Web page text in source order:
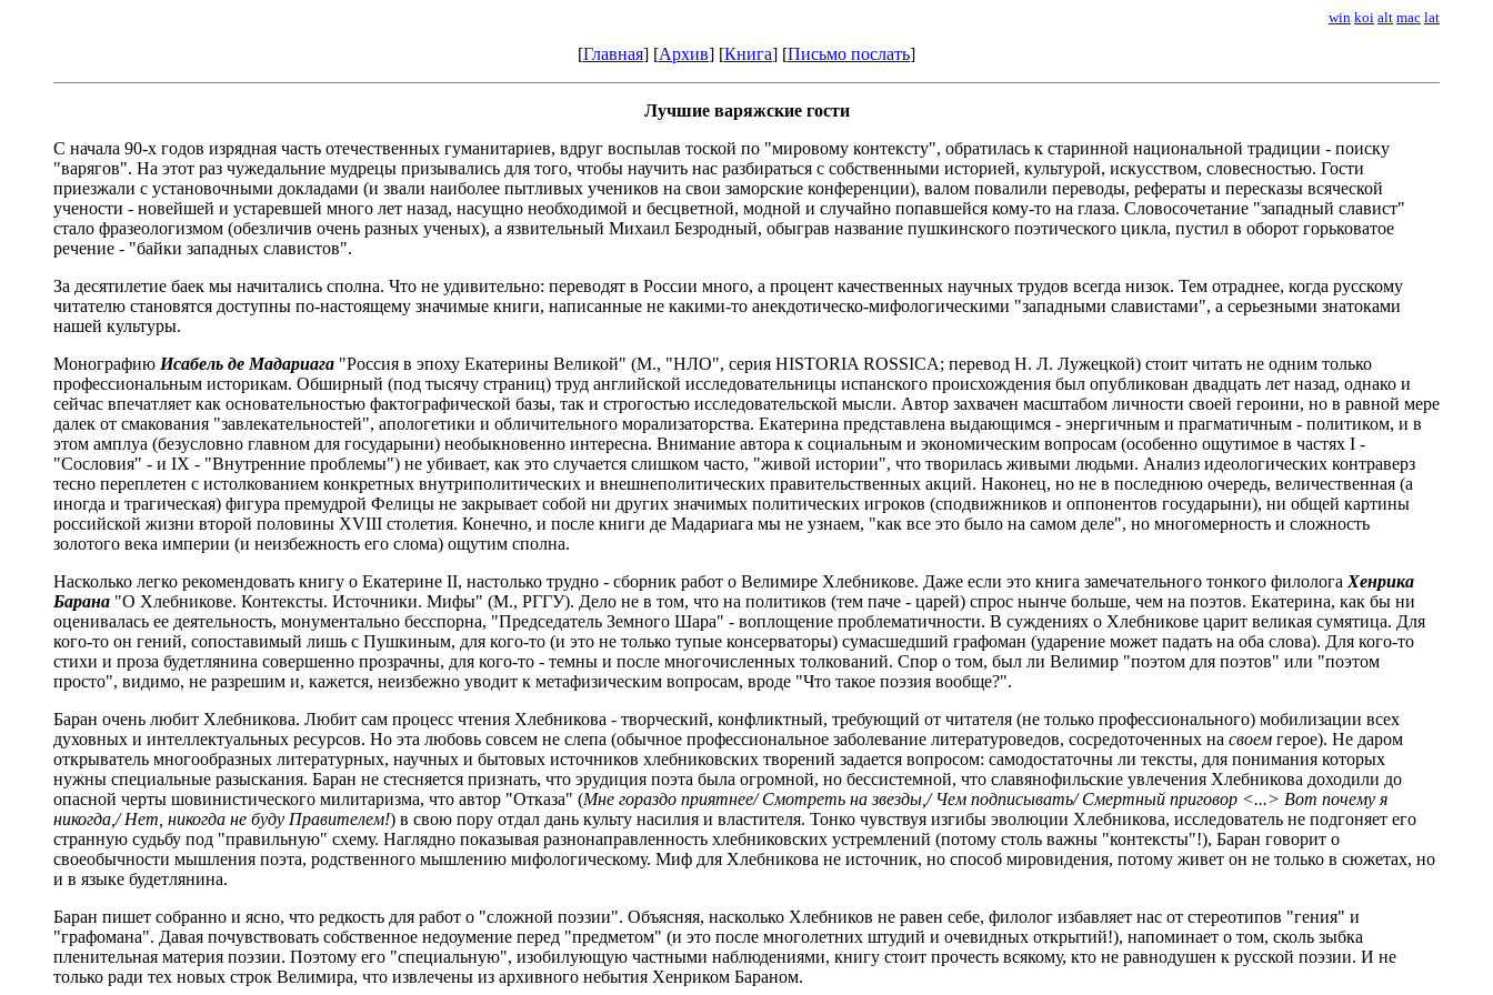
win koi alt mac lat
[Главная] [Архив] [Книга] [Письмо послать]
Лучшие варяжские гости
С начала 90-х годов изрядная часть отечественных гуманитариев, вдруг воспылав тоской по "мировому контексту", обратилась к старинной национальной традиции - поиску
"варягов". На этот раз чужедальние мудрецы призывались для того, чтобы научить нас разбираться с собственными историей, культурой, искусством, словесностью. Гости
приезжали с установочными докладами (и звали наиболее пытливых учеников на свои заморские конференции), валом повалили переводы, рефераты и пересказы всяческой
учености - новейшей и устаревшей много лет назад, насущно необходимой и бесцветной, модной и случайно попавшейся кому-то на глаза. Словосочетание "западный славист"
стало фразеологизмом (обезличив очень разных ученых), а язвительный Михаил Безродный, обыграв название пушкинского поэтического цикла, пустил в оборот горьковатое
речение - "байки западных славистов".
За десятилетие баек мы начитались сполна. Что не удивительно: переводят в России много, а процент качественных научных трудов всегда низок. Тем отраднее, когда русскому
читателю становятся доступны по-настоящему значимые книги, написанные не какими-то анекдотическо-мифологическими "западными славистами", а серьезными знатоками
нашей культуры.
Монографию Исабель де Мадариага "Россия в эпоху Екатерины Великой" (М., "НЛО", серия HISTORIA ROSSIСA; перевод Н. Л. Лужецкой) стоит читать не одним только
профессиональным историкам. Обширный (под тысячу страниц) труд английской исследовательницы испанского происхождения был опубликован двадцать лет назад, однако и
сейчас впечатляет как основательностью фактографической базы, так и строгостью исследовательской мысли. Автор захвачен масштабом личности своей героини, но в равной мере
далек от смакования "завлекательностей", апологетики и обличительного морализаторства. Екатерина представлена выдающимся - энергичным и прагматичным - политиком, и в
этом амплуа (безусловно главном для государыни) необыкновенно интересна. Внимание автора к социальным и экономическим вопросам (особенно ощутимое в частях I -
"Сословия" - и IX - "Внутренние проблемы") не убивает, как это случается слишком часто, "живой истории", что творилась живыми людьми. Анализ идеологических контраверз
тесно переплетен с истолкованием конкретных внутриполитических и внешнеполитических правительственных акций. Наконец, но не в последнюю очередь, величественная (а
иногда и трагическая) фигура премудрой Фелицы не закрывает собой ни других значимых политических игроков (сподвижников и оппонентов государыни), ни общей картины
российской жизни второй половины XVIII столетия. Конечно, и после книги де Мадариага мы не узнаем, "как все это было на самом деле", но многомерность и сложность
золотого века империи (и неизбежность его слома) ощутим сполна.
Насколько легко рекомендовать книгу о Екатерине II, настолько трудно - сборник работ о Велимире Хлебникове. Даже если это книга замечательного тонкого филолога Хенрика
Барана "О Хлебникове. Контексты. Источники. Мифы" (М., РГГУ). Дело не в том, что на политиков (тем паче - царей) спрос нынче больше, чем на поэтов. Екатерина, как бы ни
оценивалась ее деятельность, монументально бесспорна, "Председатель Земного Шара" - воплощение проблематичности. В суждениях о Хлебникове царит великая сумятица. Для
кого-то он гений, сопоставимый лишь с Пушкиным, для кого-то (и это не только тупые консерваторы) сумасшедший графоман (ударение может падать на оба слова). Для кого-то
стихи и проза будетлянина совершенно прозрачны, для кого-то - темны и после многочисленных толкований. Спор о том, был ли Велимир "поэтом для поэтов" или "поэтом
просто", видимо, не разрешим и, кажется, неизбежно уводит к метафизическим вопросам, вроде "Что такое поэзия вообще?".
Баран очень любит Хлебникова. Любит сам процесс чтения Хлебникова - творческий, конфликтный, требующий от читателя (не только профессионального) мобилизации всех
духовных и интеллектуальных ресурсов. Но эта любовь совсем не слепа (обычное профессиональное заболевание литературоведов, сосредоточенных на своем герое). Не даром
открыватель многообразных литературных, научных и бытовых источников хлебниковских творений задается вопросом: самодостаточны ли тексты, для понимания которых
нужны специальные разыскания. Баран не стесняется признать, что эрудиция поэта была огромной, но бессистемной, что славянофильские увлечения Хлебникова доходили до
опасной черты шовинистического милитаризма, что автор "Отказа" (Мне гораздо приятнее/ Смотреть на звезды,/ Чем подписывать/ Смертный приговор <...> Вот почему я
никогда,/ Нет, никогда не буду Правителем!) в свою пору отдал дань культу насилия и властителя. Тонко чувствуя изгибы эволюции Хлебникова, исследователь не подгоняет его
странную судьбу под "правильную" схему. Наглядно показывая разнонаправленность хлебниковских устремлений (потому столь важны "контексты"!), Баран говорит о
своеобычности мышления поэта, родственного мышлению мифологическому. Миф для Хлебникова не источник, но способ мировидения, потому живет он не только в сюжетах, но
и в языке будетлянина.
Баран пишет собранно и ясно, что редкость для работ о "сложной поэзии". Объясняя, насколько Хлебников не равен себе, филолог избавляет нас от стереотипов "гения" и
"графомана". Давая почувствовать собственное недоумение перед "предметом" (и это после многолетних штудий и очевидных открытий!), напоминает о том, сколь зыбка
пленительная материя поэзии. Поэтому его "специальную", изобилующую частными наблюдениями, книгу стоит прочесть всякому, кто не равнодушен к русской поэзии. И не
только ради тех новых строк Велимира, что извлечены из архивного небытия Хенриком Бараном.